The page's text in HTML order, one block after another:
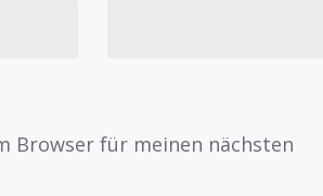
Browser für meinen nächsten